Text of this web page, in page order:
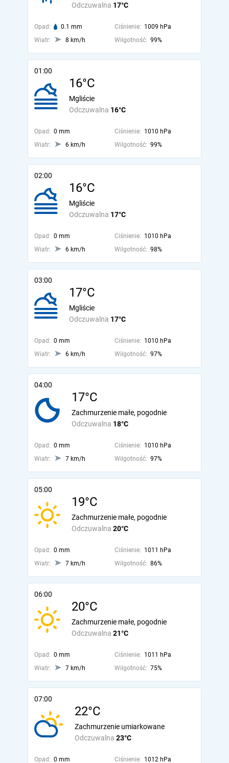
Odczuwalna 17°C
Opad: 0.1 mm Ciśnienie: 1009 hPa
Wiatr:
8 km/h Wilgotność: 99%
01:00
16°C
Odczuwalna 16°C
Mgliście
Opad: 0 mm Ciśnienie: 1010 hPa
Wiatr:
6 km/h Wilgotność: 99%
02:00
16°C
Odczuwalna 17°C
Mgliście
Opad: 0 mm Ciśnienie: 1010 hPa
Wiatr:
6 km/h Wilgotność: 98%
03:00
17°C
Odczuwalna 17°C
Mgliście
Opad: 0 mm Ciśnienie: 1010 hPa
Wiatr:
6 km/h Wilgotność: 97%
04:00
17°C
Odczuwalna 18°C
Zachmurzenie małe, pogodnie
Opad: 0 mm Ciśnienie: 1010 hPa
Wiatr:
7 km/h Wilgotność: 97%
05:00
19°C
Odczuwalna 20°C
Zachmurzenie małe, pogodnie
Opad: 0 mm Ciśnienie: 1011 hPa
Wiatr:
7 km/h Wilgotność: 86%
06:00
20°C
Odczuwalna 21°C
Zachmurzenie małe, pogodnie
Opad: 0 mm Ciśnienie: 1011 hPa
Wiatr:
7 km/h Wilgotność: 75%
07:00
22°C
Odczuwalna 23°C
Zachmurzenie umiarkowane
Opad: 0 mm Ciśnienie: 1012 hPa